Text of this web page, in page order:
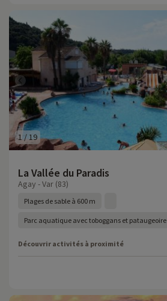
1 /19
La Vallée du Paradis
Agay - Var (83)
Plages de sable à 600 m
Parc aquatique avec toboggans et pataugeoire
Découvrir activités à proximité